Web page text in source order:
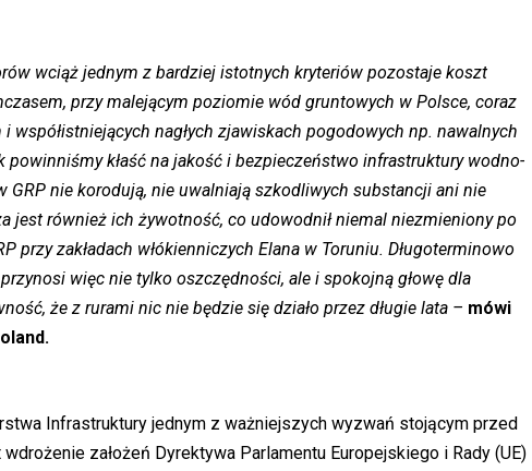
wciąż jednym z bardziej istotnych kryteriów pozostaje koszt
przy malejącym poziomie wód gruntowych w Polsce, coraz
współistniejących nagłych zjawiskach pogodowych np. nawalnych
powinniśmy kłaść na jakość i bezpieczeństwo infrastruktury wodno-
GRP nie korodują, nie uwalniają szkodliwych substancji ani nie
jest również ich żywotność, co udowodnił niemal niezmieniony po
przy zakładach włókienniczych Elana w Toruniu. Długoterminowo
więc nie tylko oszczędności, ale i spokojną głowę dla
że z rurami nic nie będzie się działo przez długie lata – mówi
Infrastruktury jednym z ważniejszych wyzwań stojącym przed
założeń Dyrektywa Parlamentu Europejskiego i Rady (UE)